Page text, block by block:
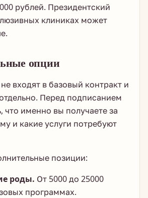
рублей. Президентский
клиниках может
опции
входят в базовый контракт и
Перед подписанием
что именно вы получаете за
и какие услуги потребуют
позиции:
роды. От 5000 до 25000
программах.